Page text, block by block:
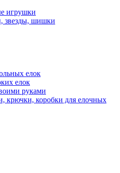
игрушки
звезды, шишки
елок
елок
руками
крючки, коробки для елочных